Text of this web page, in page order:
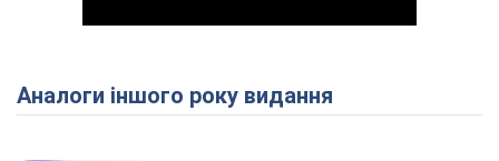
Аналоги іншого року видання